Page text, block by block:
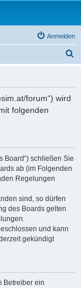
Anmelden
forum“) wird
folgenden
Board“) schließen Sie
ab (im Folgenden
Regelungen
sind, so dürfen
des Boards gelten
und kann
gekündigt
Betreiber ein